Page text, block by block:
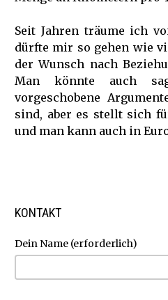
Seit Jahren träume ich
dürfte mir so gehen wie
der Wunsch nach
Man könnte auch
vorgeschobene
sind, aber es stellt sich
und man kann auch in
KONTAKT
Dein Name (erforderlich)